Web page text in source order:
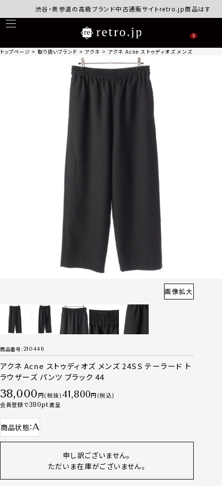
渋谷・表参道の高級ブランド中古通販サイトretro.jp商品はすべて正
0
トップページ 取り扱いブランド アクネ アクネ Acne ストゥディオズ メンズ 24SS テ
画像拡大
商品番号 210446
アクネ Acne ストゥディオズ メンズ 24SS テーラード ト
ラウザーズ パンツ ブラック 44
38,000 税抜 41,800
税込
会員登録で380 進呈
商品状態 A
申し訳ございません。
ただいま在庫がございません。